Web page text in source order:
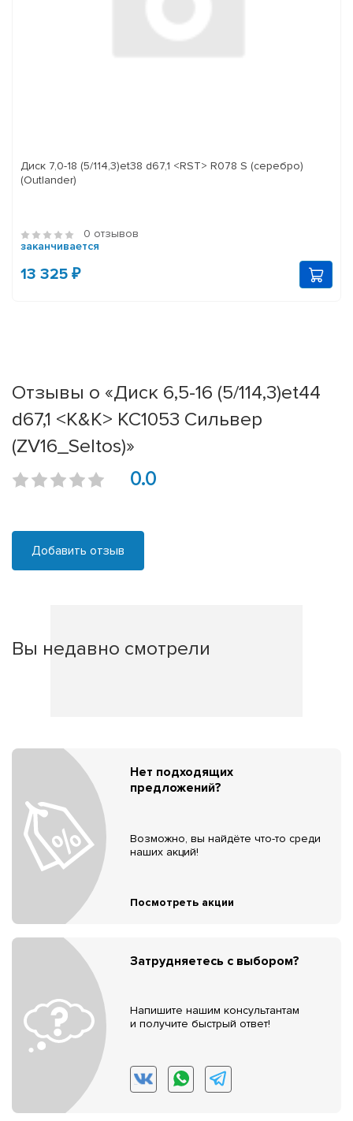
Диск 7,0-18 (5/114,3)et38 d67,1 <RST> R078 S (серебро)
(Outlander)
0 отзывов
заканчивается
13 325 ₽
Отзывы о «Диск 6,5-16 (5/114,3)et44
d67,1 <K&K> КС1053 Сильвер
(ZV16_Seltos)»
0.0
Добавить отзыв
Вы недавно смотрели
Нет подходящих
предложений?
Возможно, вы найдёте что-то среди
наших акций!
Посмотреть акции
Затрудняетесь с выбором?
Напишите нашим консультантам
и получите быстрый ответ!